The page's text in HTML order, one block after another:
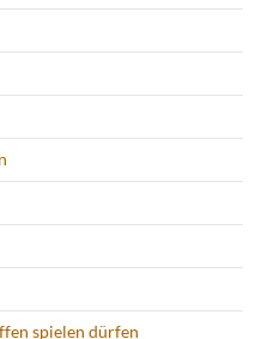
spielen dürfen